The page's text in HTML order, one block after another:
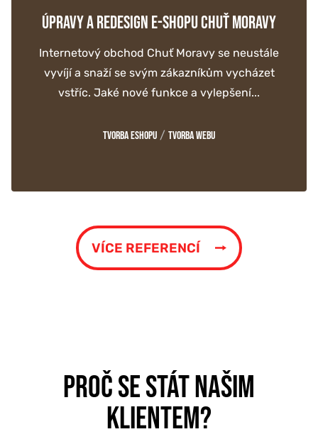
ÚPRAVY A REDESIGN E-SHOPU CHUŤ MORAVY
Internetový obchod Chuť Moravy se neustále
vyvíjí a snaží se svým zákazníkům vycházet
vstříc. Jaké nové funkce a vylepšení...
Tvorba eshopu / Tvorba webu
VÍCE REFERENCÍ
PROČ SE STÁT NAŠIM
KLIENTEM?